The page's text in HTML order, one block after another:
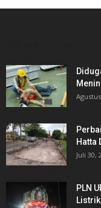
Hatta
Juli 30,
PLN